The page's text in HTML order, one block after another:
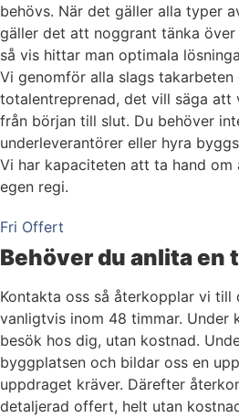
behövs. När det gäller alla typer
gäller det att noggrant tänka
så vis hittar man optimala
Vi genomför alla slags takarbeten
totalentreprenad, det vill säga
från början till slut. Du behöver
underleverantörer eller hyra
Vi har kapaciteten att ta hand om
egen regi.
Fri Offert
Behöver du anlita en
Kontakta oss så återkopplar vi till
vanligtvis inom 48 timmar. Under
besök hos dig, utan kostnad.
byggplatsen och bildar oss en
uppdraget kräver. Därefter
detaljerad offert, helt utan